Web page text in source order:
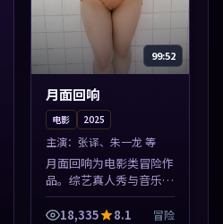
99:52
月面回响
电影 2025
主演： 张译、朱一龙 等
月面回响为电影类冒险作
品。综艺真人秀与音乐现
场收录，亚洲影视平台每
日上新，轻松发现好片。
18,335 8.1 冒险